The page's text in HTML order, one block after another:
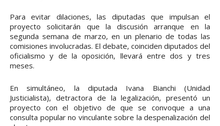
Para evitar dilaciones, las diputadas que impulsan el
proyecto solicitarán que la discusión arranque en la
segunda semana de marzo, en un plenario de todas las
comisiones involucradas. El debate, coinciden diputados del
oficialismo y de la oposición, llevará entre dos y tres
meses.
En simultáneo, la diputada Ivana Bianchi (Unidad
Justicialista), detractora de la legalización, presentó un
proyecto con el objetivo de que se convoque a una
consulta popular no vinculante sobre la despenalización del